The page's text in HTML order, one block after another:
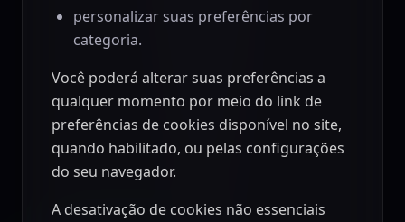
personalizar suas preferências por
categoria.
Você poderá alterar suas preferências a
qualquer momento por meio do link de
preferências de cookies disponível no site,
quando habilitado, ou pelas configurações
do seu navegador.
A desativação de cookies não essenciais